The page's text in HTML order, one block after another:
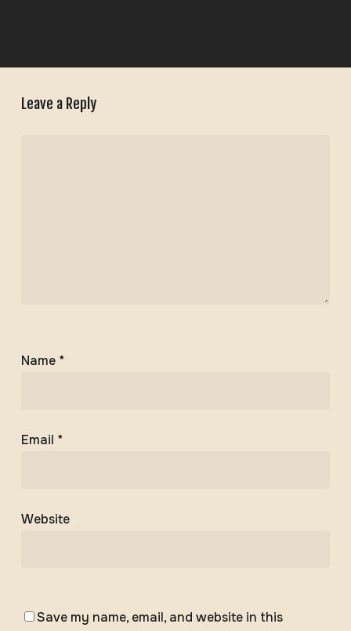
Leave a Reply
Name *
Email *
Website
Save my name, email, and website in this